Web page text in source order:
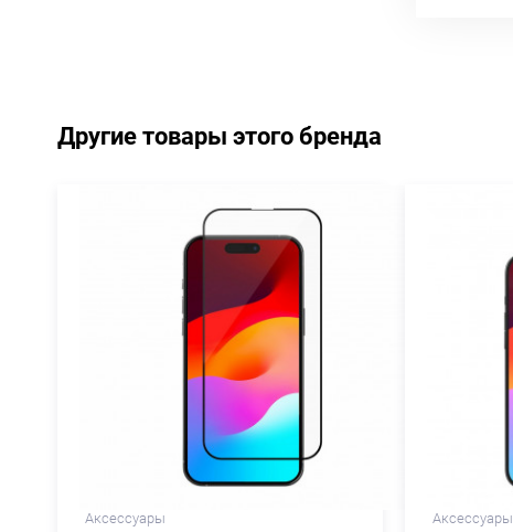
Другие товары этого бренда
Аксессуары Аксессуары